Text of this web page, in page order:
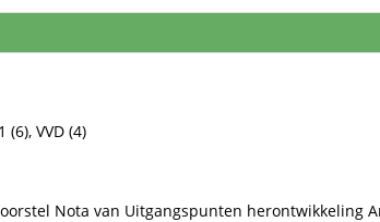
(6), VVD (4)
Nota van Uitgangspunten herontwikkeling